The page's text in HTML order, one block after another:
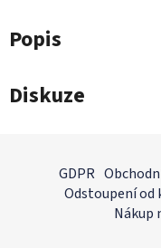
Popis
Diskuze
GDPR
Odstoupení od
Nákup